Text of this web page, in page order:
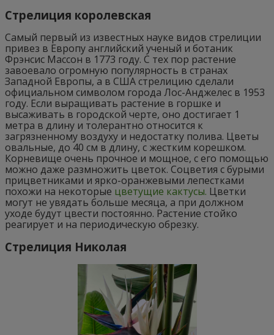
Стрелиция королевская
Самый первый из известных науке видов стрелиции
привез в Европу английский ученый и ботаник
Фрэнсис Массон в 1773 году. С тех пор растение
завоевало огромную популярность в странах
Западной Европы, а в США стрелицию сделали
официальном символом города Лос-Анджелес в 1953
году. Если выращивать растение в горшке и
высаживать в городской черте, оно достигает 1
метра в длину и толерантно относится к
загрязненному воздуху и недостатку полива. Цветы
овальные, до 40 см в длину, с жестким корешком.
Корневище очень прочное и мощное, с его помощью
можно даже размножить цветок. Соцветия с бурыми
прицветниками и ярко-оранжевыми лепестками
похожи на некоторые цветущие кактусы. Цветки
могут не увядать больше месяца, а при должном
уходе будут цвести постоянно. Растение стойко
реагирует и на периодическую обрезку.
Стрелиция Николая